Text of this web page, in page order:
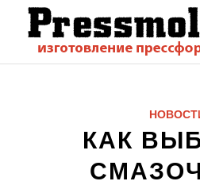
КАК